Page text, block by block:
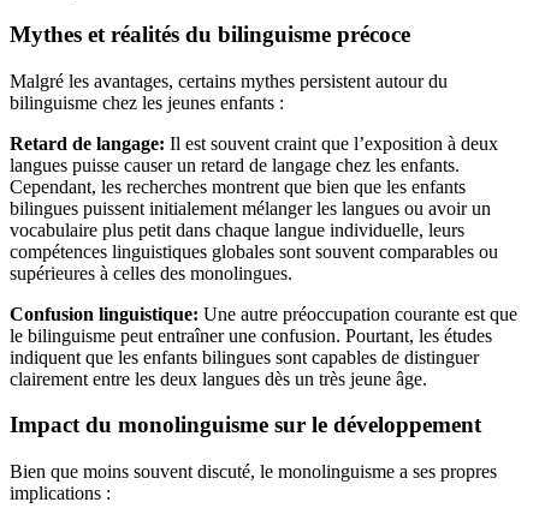
Mythes et réalités du bilinguisme précoce
Malgré les avantages, certains mythes persistent autour du
bilinguisme chez les jeunes enfants :
Retard de langage: Il est souvent craint que l’exposition à deux
langues puisse causer un retard de langage chez les enfants.
Cependant, les recherches montrent que bien que les enfants
bilingues puissent initialement mélanger les langues ou avoir un
vocabulaire plus petit dans chaque langue individuelle, leurs
compétences linguistiques globales sont souvent comparables ou
supérieures à celles des monolingues.
Confusion linguistique: Une autre préoccupation courante est que
le bilinguisme peut entraîner une confusion. Pourtant, les études
indiquent que les enfants bilingues sont capables de distinguer
clairement entre les deux langues dès un très jeune âge.
Impact du monolinguisme sur le développement
Bien que moins souvent discuté, le monolinguisme a ses propres
implications :